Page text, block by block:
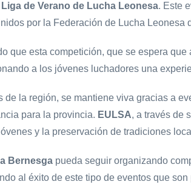
Liga de Verano de Lucha Leonesa. Este
por la Federación de Lucha Leonesa
que esta competición, que se espera que
a los jóvenes luchadores una
de la región, se mantiene viva gracias a
para la provincia. EULSA, a través de
y la preservación de tradiciones
Bernesga pueda seguir organizando
al éxito de este tipo de eventos que